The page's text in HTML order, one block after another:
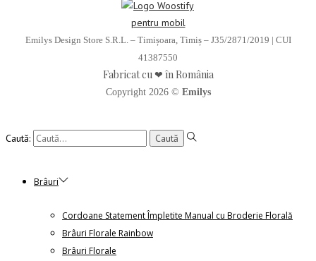
Emilys Design Store S.R.L. – Timișoara, Timiș – J35/2871/2019 | CUI
41387550
Fabricat cu ❤ în România
Copyright 2026 © Emilys
Caută:
Brâuri
Cordoane Statement Împletite Manual cu Broderie Florală
Brâuri Florale Rainbow
Brâuri Florale